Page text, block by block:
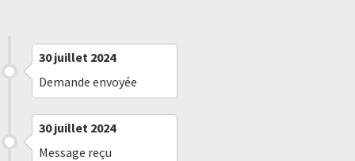
30 juillet 2024
Demande envoyée
30 juillet 2024
Message reçu